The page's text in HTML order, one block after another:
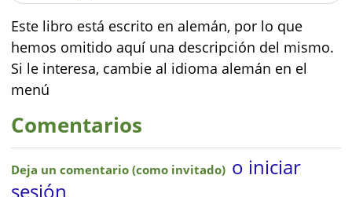
Este libro está escrito en alemán, por lo que
hemos omitido aquí una descripción del mismo.
Si le interesa, cambie al idioma alemán en el
menú
Comentarios